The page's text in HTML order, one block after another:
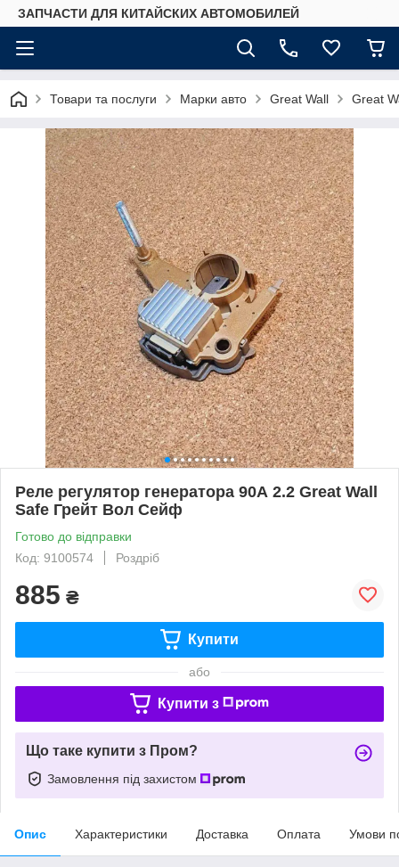
ЗАПЧАСТИ ДЛЯ КИТАЙСКИХ АВТОМОБИЛЕЙ
Товари та послуги Марки авто Great Wall Great
Реле регулятор генератора 90А 2.2 Great Wall
Safe Грейт Вол Сейф
Готово до відправки
Код: 9100574
Роздріб
885 ₴
Купити
або
Купити з
Що таке купити з Пром?
Замовлення під захистом
Опис Характеристики Доставка Оплата Умови